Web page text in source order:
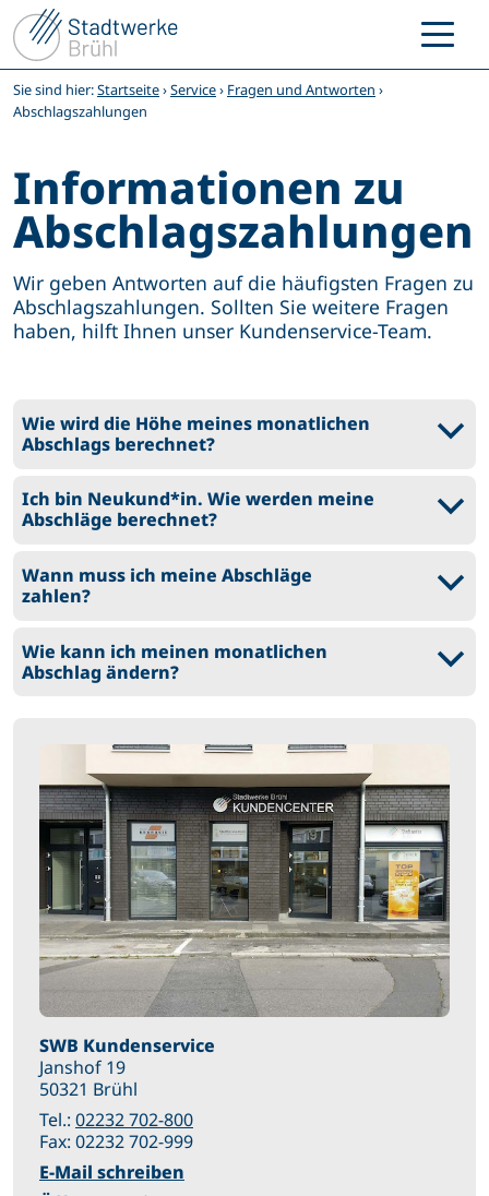
Zum
Inhalt
springen
Sie sind hier:Startseite›Service› Fragen und Antworten ›
Abschlagszahlungen
Informationen zu
Abschlagszahlungen
Wir geben Antworten auf die häufigsten Fragen zu
Abschlagszahlungen. Sollten Sie weitere Fragen
haben, hilft Ihnen unser Kundenservice-Team.
b
Wie wird die Höhe meines monatlichen
Abschlags berechnet?
b
Ich bin Neukund*in. Wie werden meine
Abschläge berechnet?
b
Wann muss ich meine Abschläge
zahlen?
b
Wie kann ich meinen monatlichen
Abschlag ändern?
SWB Kundenservice
Janshof 19
50321 Brühl
Tel.: 02232 702-800
Fax: 02232 702-999
E-Mail schreiben